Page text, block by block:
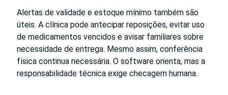
Alertas de validade e estoque mínimo também são
úteis. A clínica pode antecipar reposições, evitar uso
de medicamentos vencidos e avisar familiares sobre
necessidade de entrega. Mesmo assim, conferência
física continua necessária. O software orienta, mas a
responsabilidade técnica exige checagem humana.